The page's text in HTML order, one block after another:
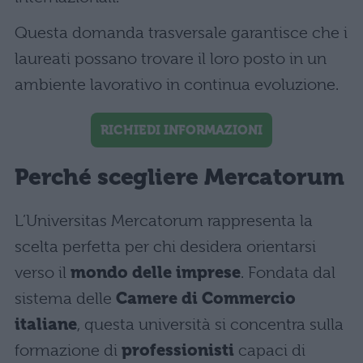
Questa domanda trasversale garantisce che i
laureati possano trovare il loro posto in un
ambiente lavorativo in continua evoluzione.
RICHIEDI INFORMAZIONI
Perché scegliere Mercatorum
L’Universitas Mercatorum rappresenta la
scelta perfetta per chi desidera orientarsi
verso il mondo delle imprese. Fondata dal
sistema delle Camere di Commercio
italiane, questa università si concentra sulla
formazione di professionisti capaci di